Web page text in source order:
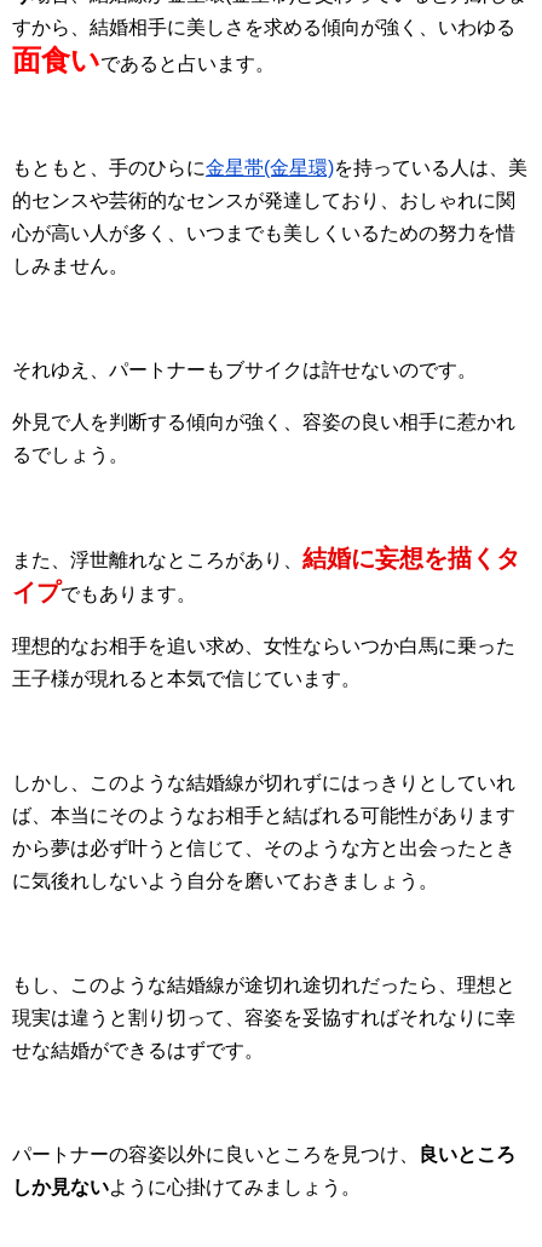
すから、結婚相手に美しさを求める傾向が強く、いわゆる
面食いであると占います。
もともと、手のひらに金星帯(金星環)を持っている人は、美
的センスや芸術的なセンスが発達しており、おしゃれに関
心が高い人が多く、いつまでも美しくいるための努力を惜
しみません。
それゆえ、パートナーもブサイクは許せないのです。
外見で人を判断する傾向が強く、容姿の良い相手に惹かれ
るでしょう。
また、浮世離れなところがあり、 結婚に妄想を描くタ
イプでもあります。
理想的なお相手を追い求め、女性ならいつか白馬に乗った
王子様が現れると本気で信じています。
しかし、このような結婚線が切れずにはっきりとしていれ
ば、本当にそのようなお相手と結ばれる可能性があります
から夢は必ず叶うと信じて、そのような方と出会ったとき
に気後れしないよう自分を磨いておきましょう。
もし、このような結婚線が途切れ途切れだったら、理想と
現実は違うと割り切って、容姿を妥協すればそれなりに幸
せな結婚ができるはずです。
パートナーの容姿以外に良いところを見つけ、
良いところ
しか見ないように心掛けてみましょう。